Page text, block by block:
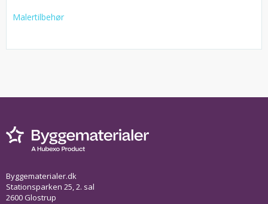
Malertilbehør
Byggematerialer.dk
Stationsparken 25, 2. sal
2600 Glostrup